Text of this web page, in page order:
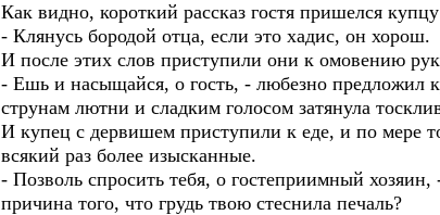
Как видно, короткий рассказ гостя пришелся
- Клянусь бородой отца, если это хадис, он хорош.
И после этих слов приступили они к омовению
- Ешь и насыщайся, о гость, - любезно предложил
струнам лютни и сладким голосом затянула
И купец с дервишем приступили к еде, и по мере
всякий раз более изысканные.
- Позволь спросить тебя, о гостеприимный
причина того, что грудь твою стеснила печаль?